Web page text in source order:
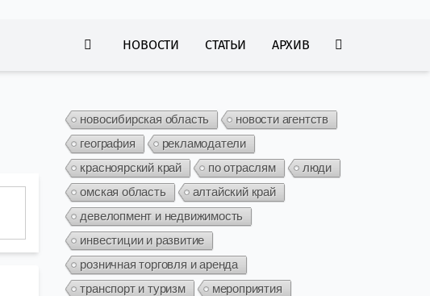
НОВОСТИ СТАТЬИ АРХИВ
новосибирская область
новости агентств
география
рекламодатели
красноярский край
по отраслям
люди
омская область
алтайский край
девелопмент и недвижимость
инвестиции и развитие
розничная торговля и аренда
транспорт и туризм
мероприятия